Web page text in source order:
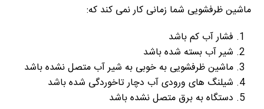
ماشین ظرفشویی شما زمانی کار نمی کند که:
فشار آب کم باشد
شیر آب بسته شده باشد
ماشین ظرفشویی به خوبی به شیر آب متصل نشده باشد
شیلنگ های ورودی آب دچار تاخوردگی شده باشد
دستگاه به برق متصل نشده باشد